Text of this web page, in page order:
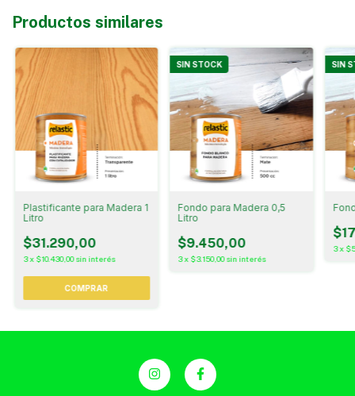
Productos similares
Plastificante para Madera 1
Litro
$31.290,00
3x $10.430,00 sin interés
COMPRAR
SIN STOCK
Fondo para Madera 0,5
Litro
$9.450,00
3x $3.150,00 sin interés
SIN
3x